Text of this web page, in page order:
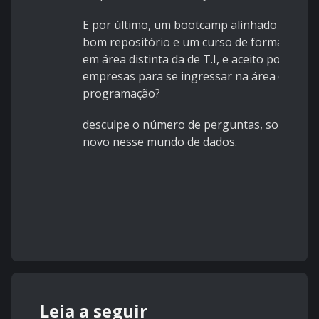
E por último, um bootcamp alinhado a um
bom repositório e um curso de formação
em área distinta da de T.I, e aceito por
empresas para se ingressar na área de
programação?
desculpe o número de perguntas, sou
novo nesse mundo de dados.
Leia a seguir